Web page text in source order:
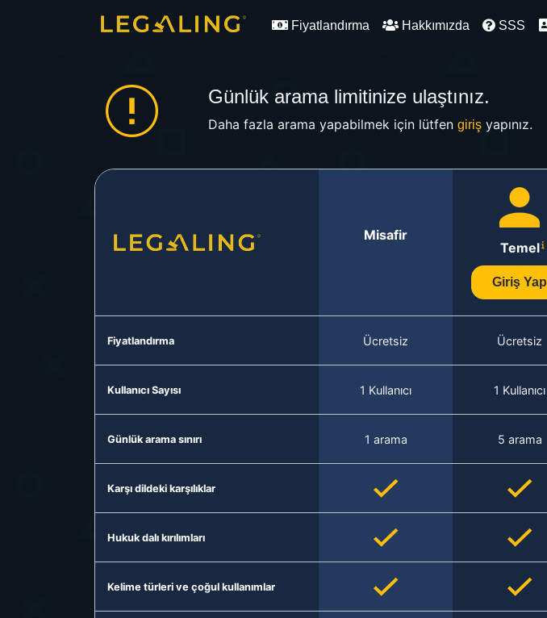
Fiyatlandırma Hakkımızda SSS
Günlük arama limitinize ulaştınız.
Daha fazla arama yapabilmek için lütfen girişyapınız.
Misafir
Temel
Giriş Yap
Fiyatlandırma Ücretsiz Ücretsiz
Kullanıcı Sayısı 1 Kullanıcı 1 Kullanıcı
Günlük arama sınırı 1 arama 5 arama
Karşı dildeki karşılıklar
Hukuk dalı kırılımları
Kelime türleri ve çoğul kullanımlar